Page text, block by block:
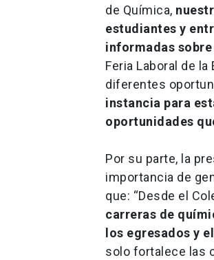
de Química,
estudiantes y
informadas
Feria Laboral de
diferentes
instancia para
oportunidades
Por su parte, la
importancia de
que: “Desde el
carreras de
los egresados y
solo fortalece las